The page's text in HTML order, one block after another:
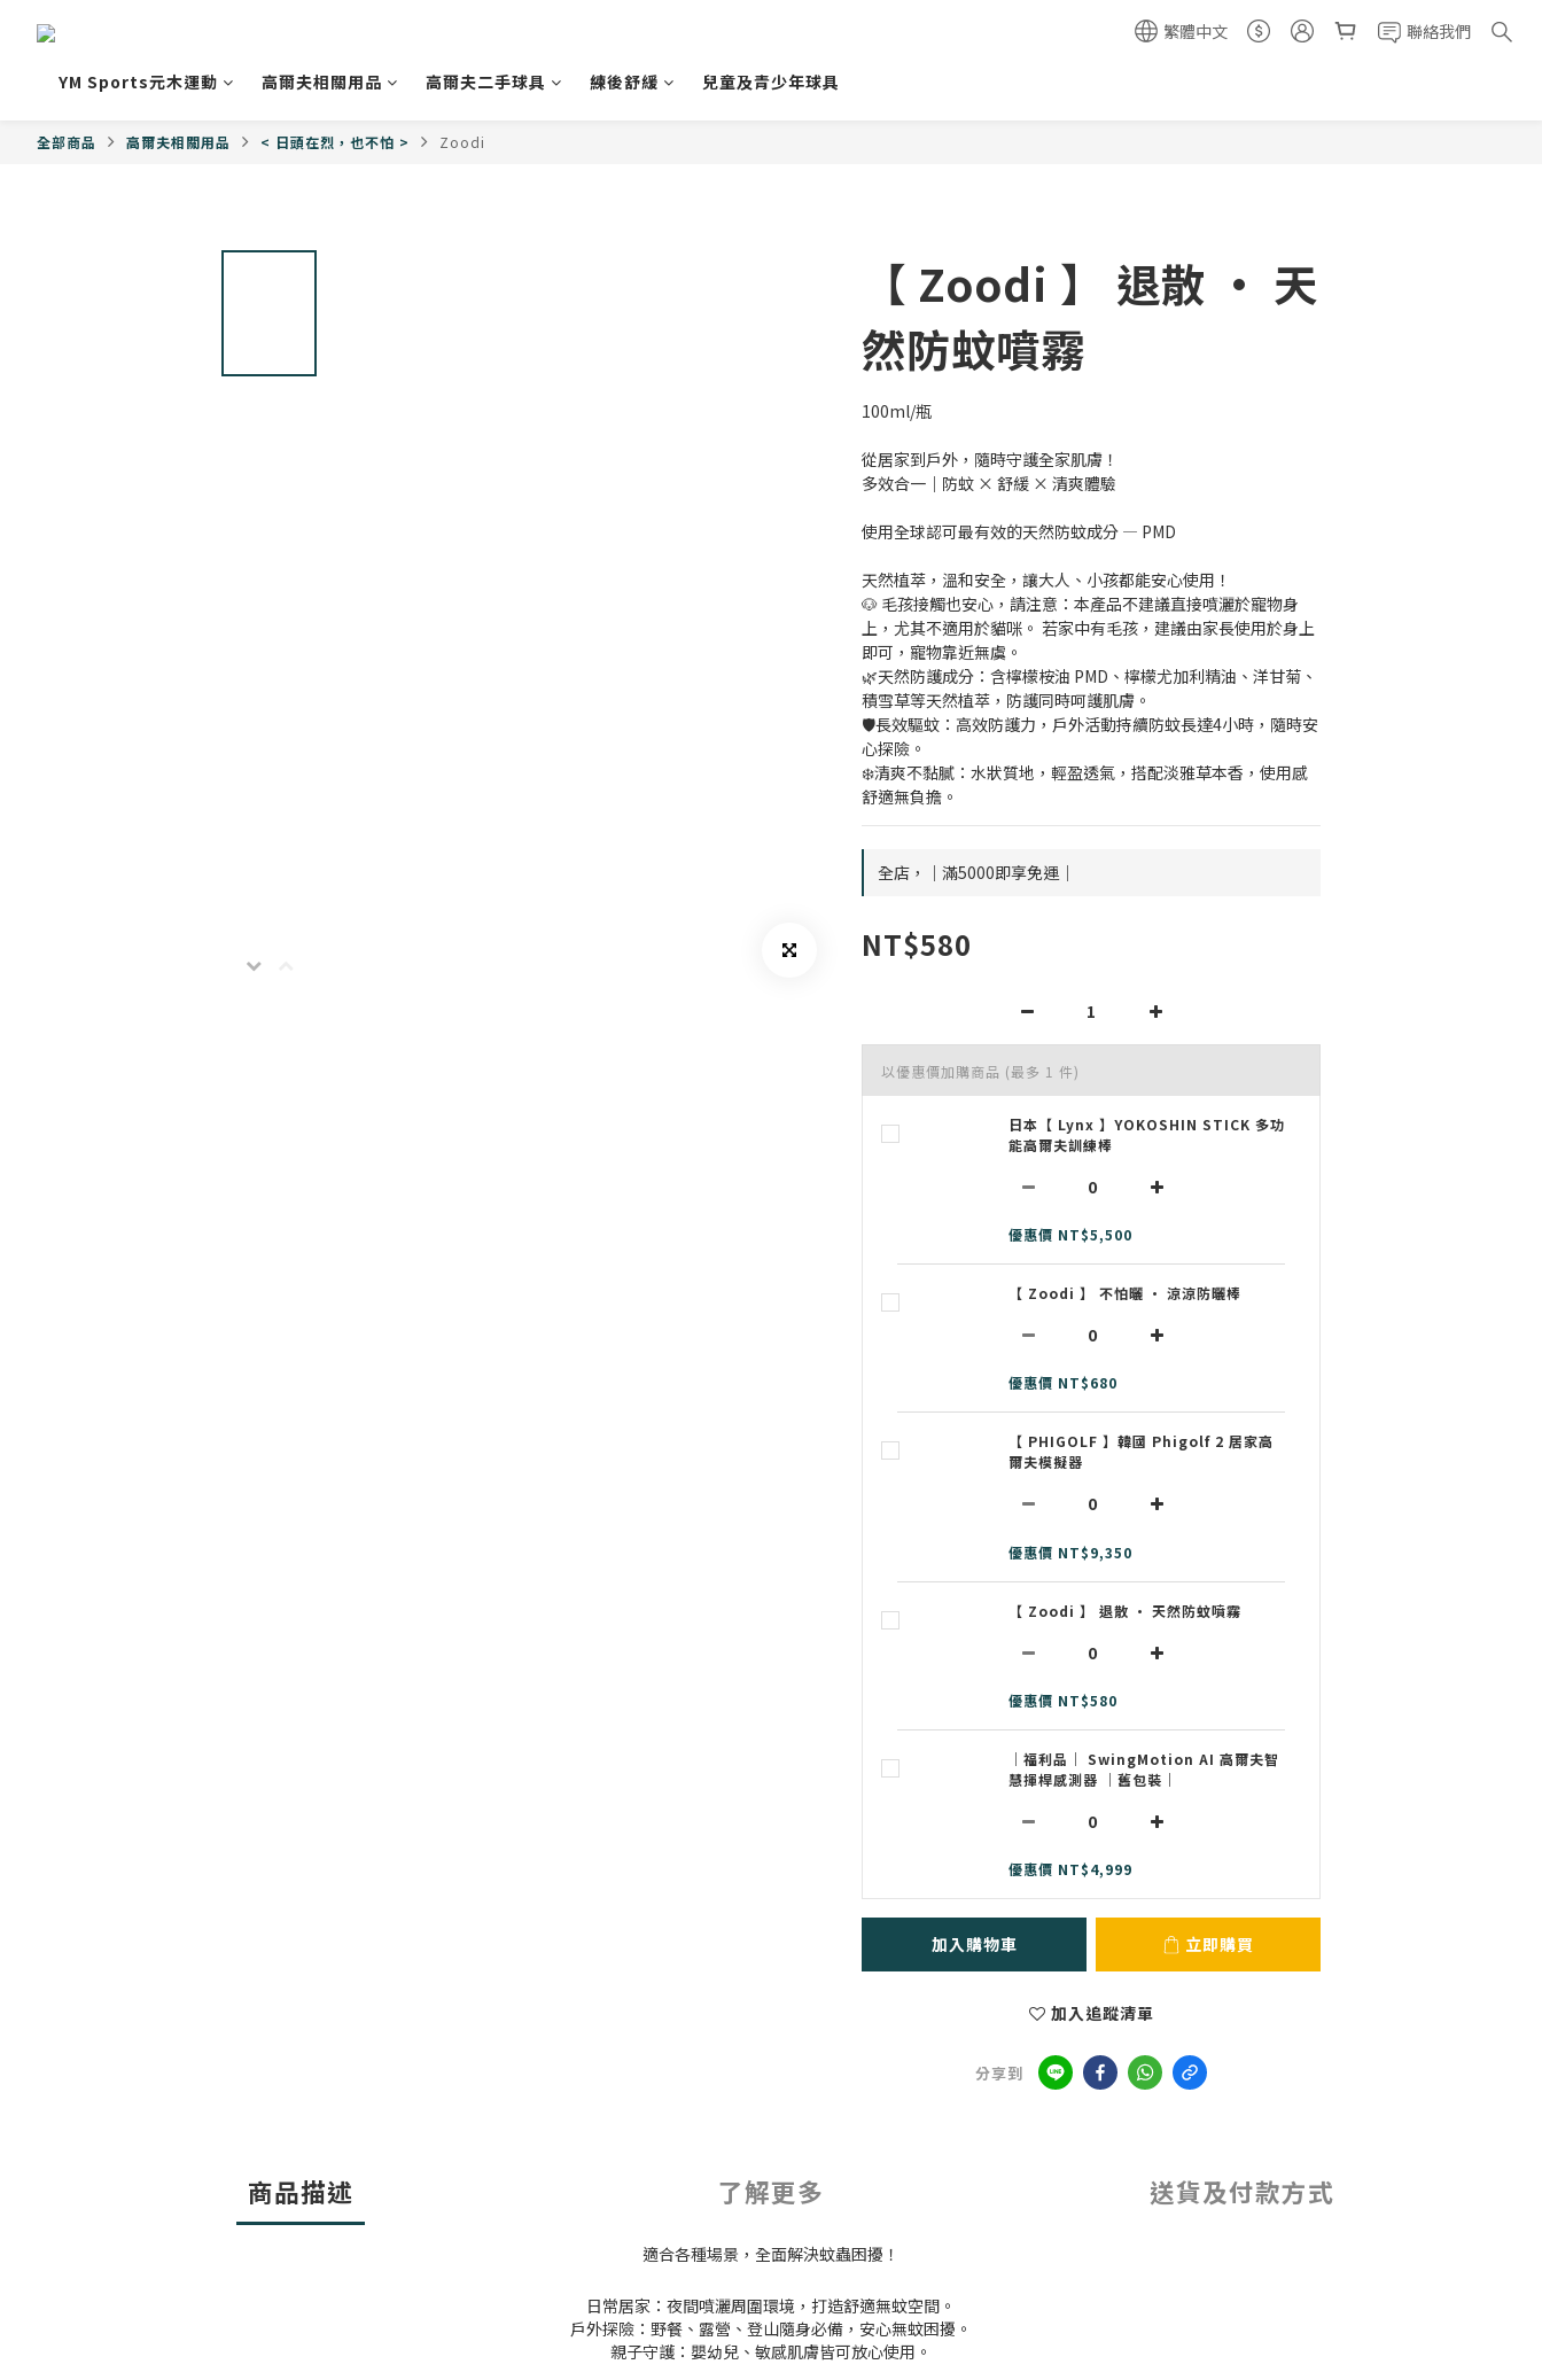
繁體中文 聯絡我們
YM Sports元木運動 高爾夫相關用品 高爾夫二手球具 練後舒緩 兒童及青少年球具
全部商品 高爾夫相關用品 < 日頭在烈，也不怕 > Zoodi
【 Zoodi 】 退散 • 天
然防蚊噴霧
100ml/瓶
從居家到戶外，隨時守護全家肌膚！
多效合一｜防蚊 × 舒緩 × 清爽體驗
使用全球認可最有效的天然防蚊成分 — PMD
天然植萃，溫和安全，讓大人、小孩都能安心使用！
🐶 毛孩接觸也安心，請注意：本產品不建議直接噴灑於寵物身
上，尤其不適用於貓咪。 若家中有毛孩，建議由家長使用於身上
即可，寵物靠近無虞。
🌿天然防護成分：含檸檬桉油 PMD、檸檬尤加利精油、洋甘菊、
積雪草等天然植萃，防護同時呵護肌膚。
🛡️長效驅蚊：高效防護力，戶外活動持續防蚊長達4小時，隨時安
心探險。
❄️清爽不黏膩：水狀質地，輕盈透氣，搭配淡雅草本香，使用感
舒適無負擔。
全店，｜滿5000即享免運｜
NT$580
以優惠價加購商品 (最多 1 件)
日本【 Lynx 】YOKOSHIN STICK 多功
能高爾夫訓練棒
優惠價 NT$5,500
【 Zoodi 】 不怕曬 • 涼涼防曬棒
優惠價 NT$680
【 PHIGOLF 】韓國 Phigolf 2 居家高
爾夫模擬器
優惠價 NT$9,350
【 Zoodi 】 退散 • 天然防蚊噴霧
優惠價 NT$580
｜福利品｜ SwingMotion AI 高爾夫智
慧揮桿感測器 ｜舊包裝｜
優惠價 NT$4,999
加入購物車 立即購買
加入追蹤清單
分享到
商品描述 了解更多 送貨及付款方式
適合各種場景，全面解決蚊蟲困擾！
日常居家：夜間噴灑周圍環境，打造舒適無蚊空間。
戶外探險：野餐、露營、登山隨身必備，安心無蚊困擾。
親子守護：嬰幼兒、敏感肌膚皆可放心使用。